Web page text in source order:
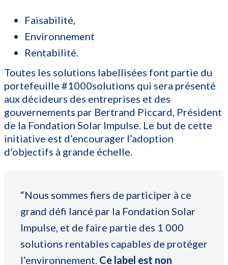
Faisabilité,
Environnement
Rentabilité.
Toutes les solutions labellisées font partie du
portefeuille #1000solutions qui sera présenté
aux décideurs des entreprises et des
gouvernements par Bertrand Piccard, Président
de la Fondation Solar Impulse. Le but de cette
initiative est d’encourager l’adoption
d’objectifs à grande échelle.
“Nous sommes fiers de participer à ce
grand défi lancé par la Fondation Solar
Impulse, et de faire partie des 1 000
solutions rentables capables de protéger
l’environnement. Ce label est non